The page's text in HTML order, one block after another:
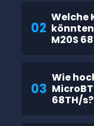
02
Welche
M20S
03
Wie
68TH/s?